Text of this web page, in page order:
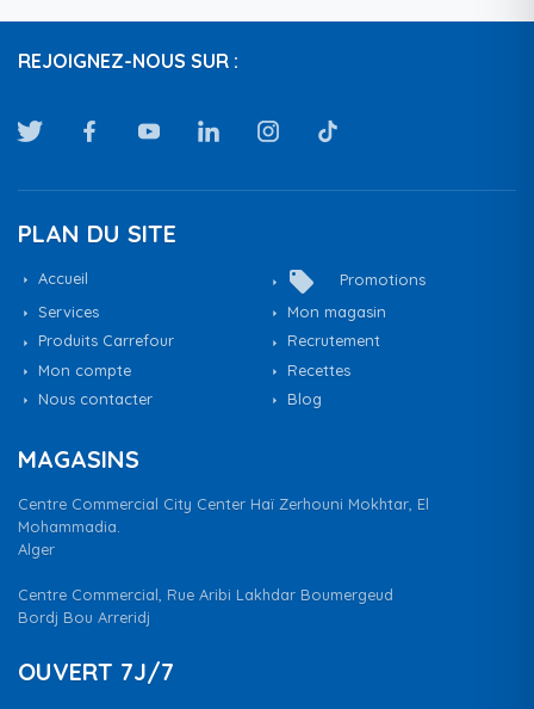
REJOIGNEZ-NOUS SUR :
PLAN DU SITE
Accueil local_offer
Promotions
Services
Mon magasin
Produits Carrefour
Recrutement
Mon compte
Recettes
Nous contacter
Blog
MAGASINS
Centre Commercial City Center Haï Zerhouni Mokhtar, El
Mohammadia.
Alger
Centre Commercial, Rue Aribi Lakhdar Boumergeud
Bordj Bou Arreridj
OUVERT 7J/7